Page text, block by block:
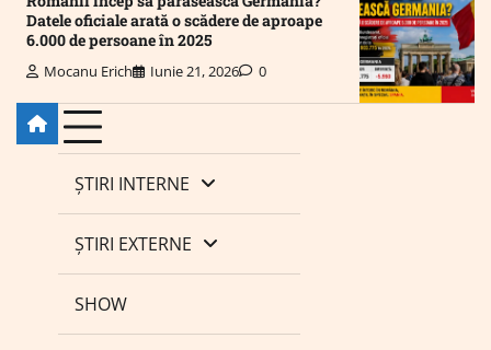
Datele oficiale arată o scădere de aproape
6.000 de persoane în 2025
Mocanu Erich Iunie 21, 2026 0
ȘTIRI INTERNE
ȘTIRI EXTERNE
SHOW